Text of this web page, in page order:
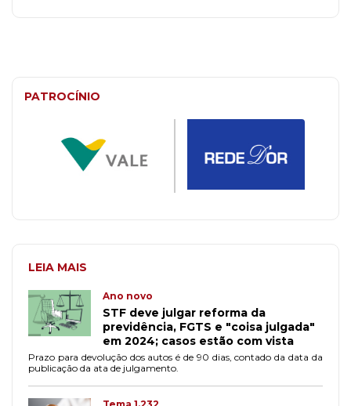
PATROCÍNIO
LEIA MAIS
Ano novo
STF deve julgar reforma da
previdência, FGTS e "coisa julgada"
em 2024; casos estão com vista
Prazo para devolução dos autos é de 90 dias, contado da data da
publicação da ata de julgamento.
Tema 1.232